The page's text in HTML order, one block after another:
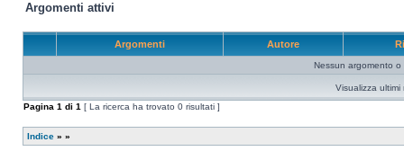
Argomenti attivi
Argomenti Autore
Nessun argomento o
Visualizza ultimi
Pagina 1 di 1 [ La ricerca ha trovato 0 risultati ]
Indice » »